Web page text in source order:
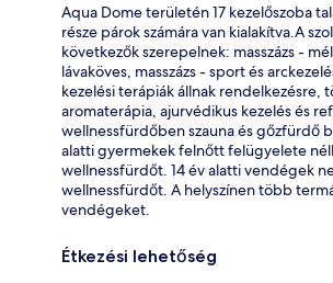
Aqua Dome területén 17 kezelőszoba
része párok számára van kialakítva.A
következők szerepelnek: masszázs -
lávaköves, masszázs - sport és
kezelési terápiák állnak rendelkezésre,
aromaterápia, ajurvédikus kezelés és
wellnessfürdőben szauna és gőzfürdő
alatti gyermekek felnőtt felügyelete
wellnessfürdőt. 14 év alatti vendégek
wellnessfürdőt. A helyszínen több
vendégeket.
Étkezési lehetőség